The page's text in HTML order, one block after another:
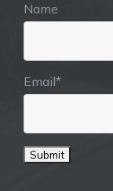
Name
Email*